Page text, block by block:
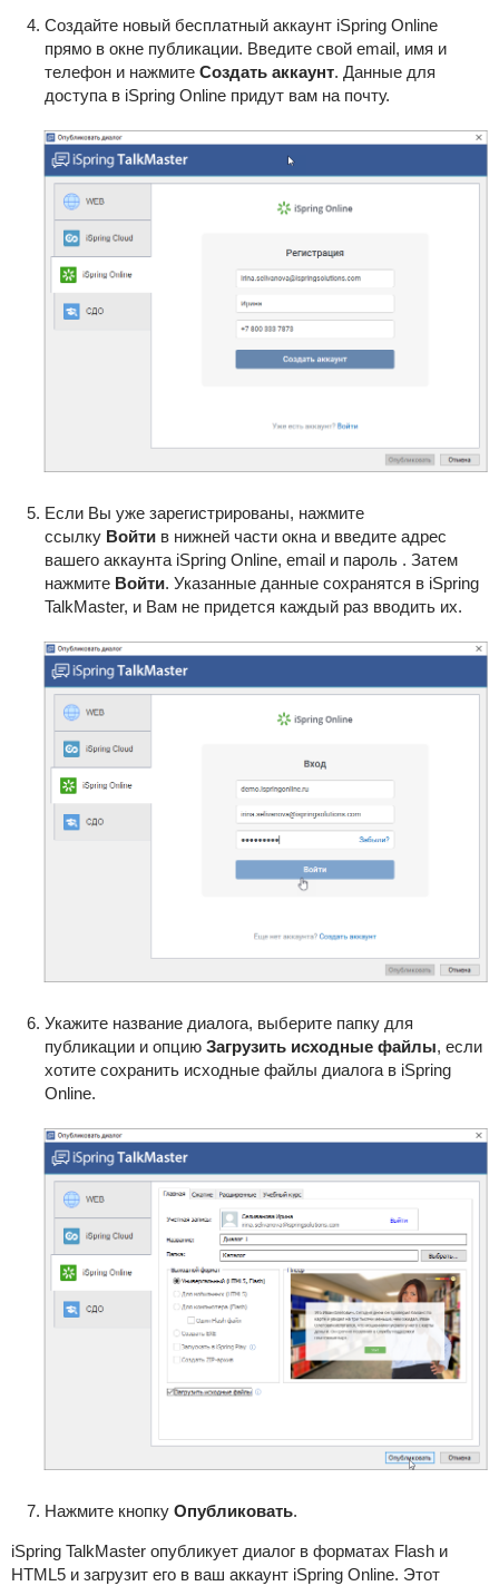
Создайте новый бесплатный аккаунт iSpring Online
прямо в окне публикации. Введите свой email, имя и
телефон и нажмите Создать аккаунт. Данные для
доступа в iSpring Online придут вам на почту.
Если Вы уже зарегистрированы, нажмите
ссылку Войтив нижней части окна и введите адрес
вашего аккаунта iSpring Online, email и пароль . Затем
нажмите Войти. Указанные данные сохранятся в iSpring
TalkMaster, и Вам не придется каждый раз вводить их.
Укажите название диалога, выберите папку для
публикации и опцию Загрузить исходные файлы, если
хотите сохранить исходные файлы диалога в iSpring
Online.
Нажмите кнопку Опубликовать.
iSpring TalkMaster опубликует диалог в форматах Flash и
HTML5 и загрузит его в ваш аккаунт iSpring Online. Этот